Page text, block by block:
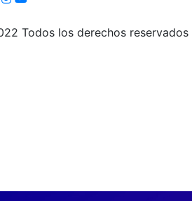
Todos los derechos reservados